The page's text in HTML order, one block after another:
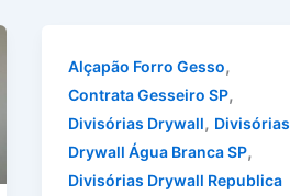
Alçapão Forro Gesso,
Contrata Gesseiro SP,
Divisórias Drywall, Divisórias
Drywall Água Branca SP,
Divisórias Drywall Republica